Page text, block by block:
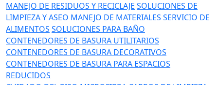
MANEJO DE RESIDUOS Y RECICLAJE SOLUCIONES DE
LIMPIEZA Y ASEO MANEJO DE MATERIALES SERVICIO DE
ALIMENTOS SOLUCIONES PARA BAÑO
CONTENEDORES DE BASURA UTILITARIOS
CONTENEDORES DE BASURA DECORATIVOS
CONTENEDORES DE BASURA PARA ESPACIOS
REDUCIDOS